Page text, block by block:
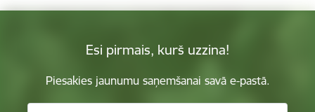
Esi pirmais, kurš uzzina!
Piesakies jaunumu saņemšanai savā e-pastā.